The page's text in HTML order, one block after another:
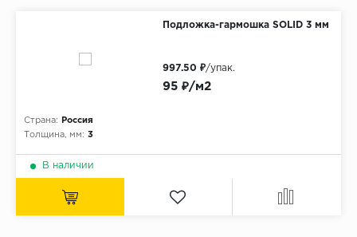
Подложка-гармошка SOLID 3 мм
Страна:
Россия
Толщина, мм: 3
95 ₽/м2
997.50 ₽/упак.
В наличии